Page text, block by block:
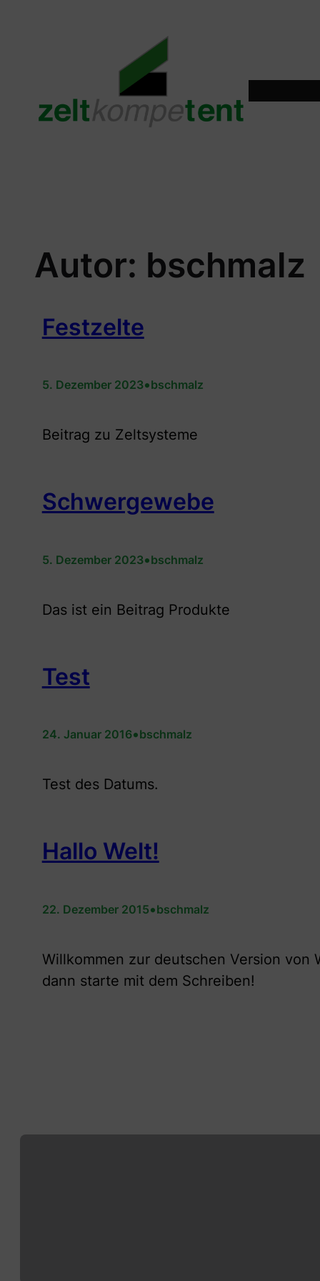
Autor: bschmalz
Festzelte
5. Dezember 2023•bschmalz
Beitrag zu Zeltsysteme
Schwergewebe
5. Dezember 2023•bschmalz
Das ist ein Beitrag Produkte
Test
24. Januar 2016•bschmalz
Test des Datums.
Hallo Welt!
22. Dezember 2015•bschmalz
Willkommen zur deutschen Version von
dann starte mit dem Schreiben!